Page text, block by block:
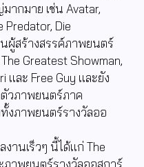
ากมาย เช่น Avatar,
Predator, Die
นผู้สร้างสรรค์ภาพยนตร์
Greatest Showman,
และ Free Guy และยัง
ตัวภาพยนตร์ภาค
งภาพยนตร์รางวัลออ
งานเร็วๆ นี้ได้แก่ The
ภาพยนตร์รางวัลออสการ์